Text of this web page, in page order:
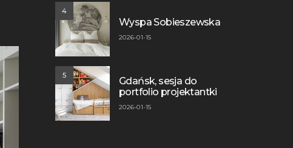
4
Wyspa Sobieszewska
2026-01-15
5
Gdańsk, sesja do
portfolio projektantki
2026-01-15